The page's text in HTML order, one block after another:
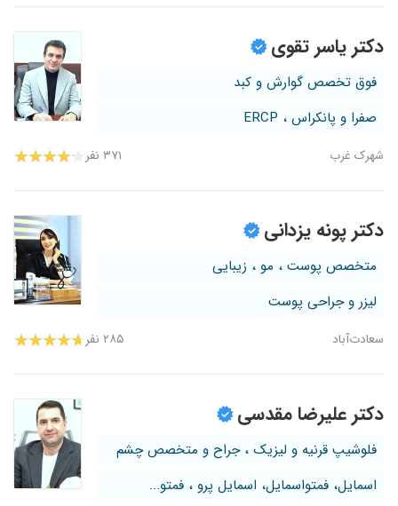
دکتر یاسر تقوی
فوق تخصص گوارش و کبد
صفرا و پانکراس ، ERCP
شهرک غرب ۳۷۱ نفر
دکتر پونه یزدانی
متخصص پوست ، مو ، زیبایی
لیزر و جراحی پوست
سعادت‌آباد ۲۸۵ نفر
دکتر علیرضا مقدسی
فلوشیپ قرنیه و لیزیک ، جراح و متخصص چشم
اسمایل، فمتواسمایل، اسمایل پرو ، فمتو...